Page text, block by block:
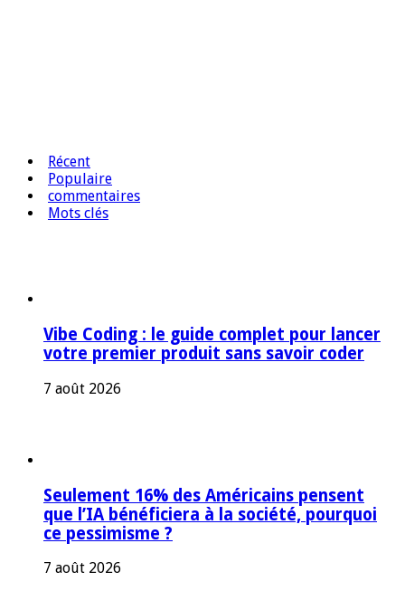
Récent
Populaire
commentaires
Mots clés
Vibe Coding : le guide complet pour lancer
votre premier produit sans savoir coder
7 août 2026
Seulement 16% des Américains pensent
que l’IA bénéficiera à la société, pourquoi
ce pessimisme ?
7 août 2026